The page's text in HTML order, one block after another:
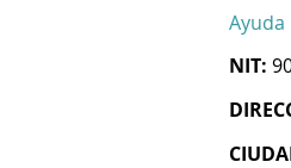
Ayuda
NIT: